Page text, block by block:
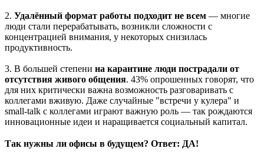
2. Удалённый формат работы подходит не всем — многие
люди стали перерабатывать, возникли сложности с
концентрацией внимания, у некоторых снизилась
продуктивность.
3. В большей степени на карантине люди пострадали от
отсутствия живого общения. 43% опрошенных говорят, что
для них критически важна возможность разговаривать с
коллегами вживую. Даже случайные "встречи у кулера" и
small-talk с коллегами играют важную роль — так рождаются
инновационные идеи и наращивается социальный капитал.
Так нужны ли офисы в будущем? Ответ: ДА!